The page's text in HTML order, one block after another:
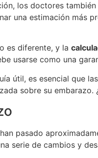
los doctores
una estimación más
es diferente, y la
usarse como una
útil, es esencial que
sobre su
pasado
serie de cambios y